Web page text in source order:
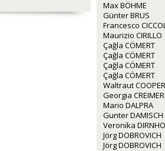
Max BÖHME
Günter BRUS
Francesco
Maurizio CIRILLO
Çağla CÖMERT
Çağla CÖMERT
Çağla CÖMERT
Çağla CÖMERT
Waltraut COOPER
Georgia CREIMER
Mario DALPRA
Gunter DAMISCH
Veronika
Jörg DOBROVICH
Jörg DOBROVICH